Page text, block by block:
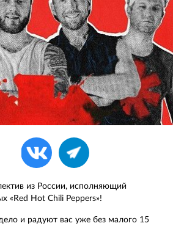
из России, исполняющий
«Red Hot Chili Peppers»!
и радуют вас уже без малого 15